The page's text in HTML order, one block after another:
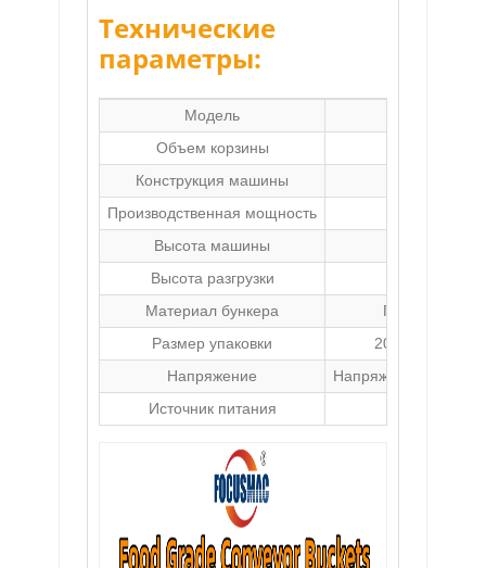
Технические
параметры:
Модель
Объем корзины
Конструкция машины
Производственная мощность
Высота машины
Высота разгрузки
Материал бункера
Пищевой
Размер упаковки
2050 мм x
Напряжение
Напряжение
Источник питания